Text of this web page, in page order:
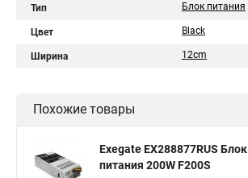
Тип Блок питания
Цвет Black
Ширина 12cm
Похожие товары
Exegate EX288877RUS Блок
питания 200W F200S